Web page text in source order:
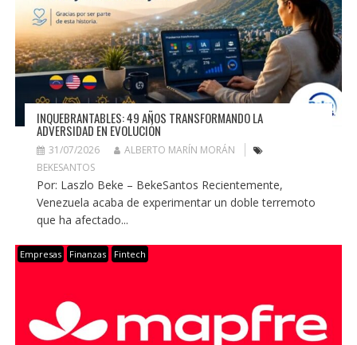
INQUEBRANTABLES: 49 AÑOS TRANSFORMANDO LA
ADVERSIDAD EN EVOLUCIÓN
31/07/2026
ALBERTO MARÍN MORÁN
BEKESANTOS
Por: Laszlo Beke – BekeSantos Recientemente,
Venezuela acaba de experimentar un doble terremoto
que ha afectado...
Empresas Finanzas Fintech